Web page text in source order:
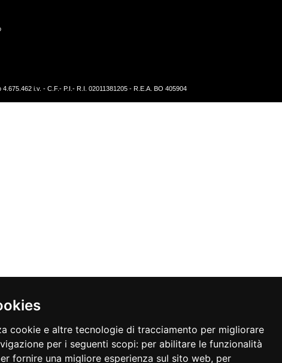
cookie e altre tecnologie di tracciamento per migliorare
per i seguenti scopi: per abilitare le funzionalità
fornire una migliore esperienza sul sito web, per
i.v. - C.F.- P.I.- R.I. 02011381205 - R.E.A. BO 405904